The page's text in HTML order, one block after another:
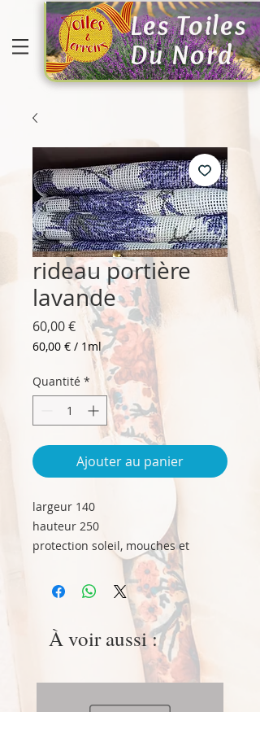
Les Toiles
Du Nord
rideau portière
lavande
60,00 €Prix
60,00 € / 1ml
pour
1
Millilitre
Quantité *
Ajouter au panier
largeur 140
hauteur 250
protection soleil, mouches et
À voir aussi :